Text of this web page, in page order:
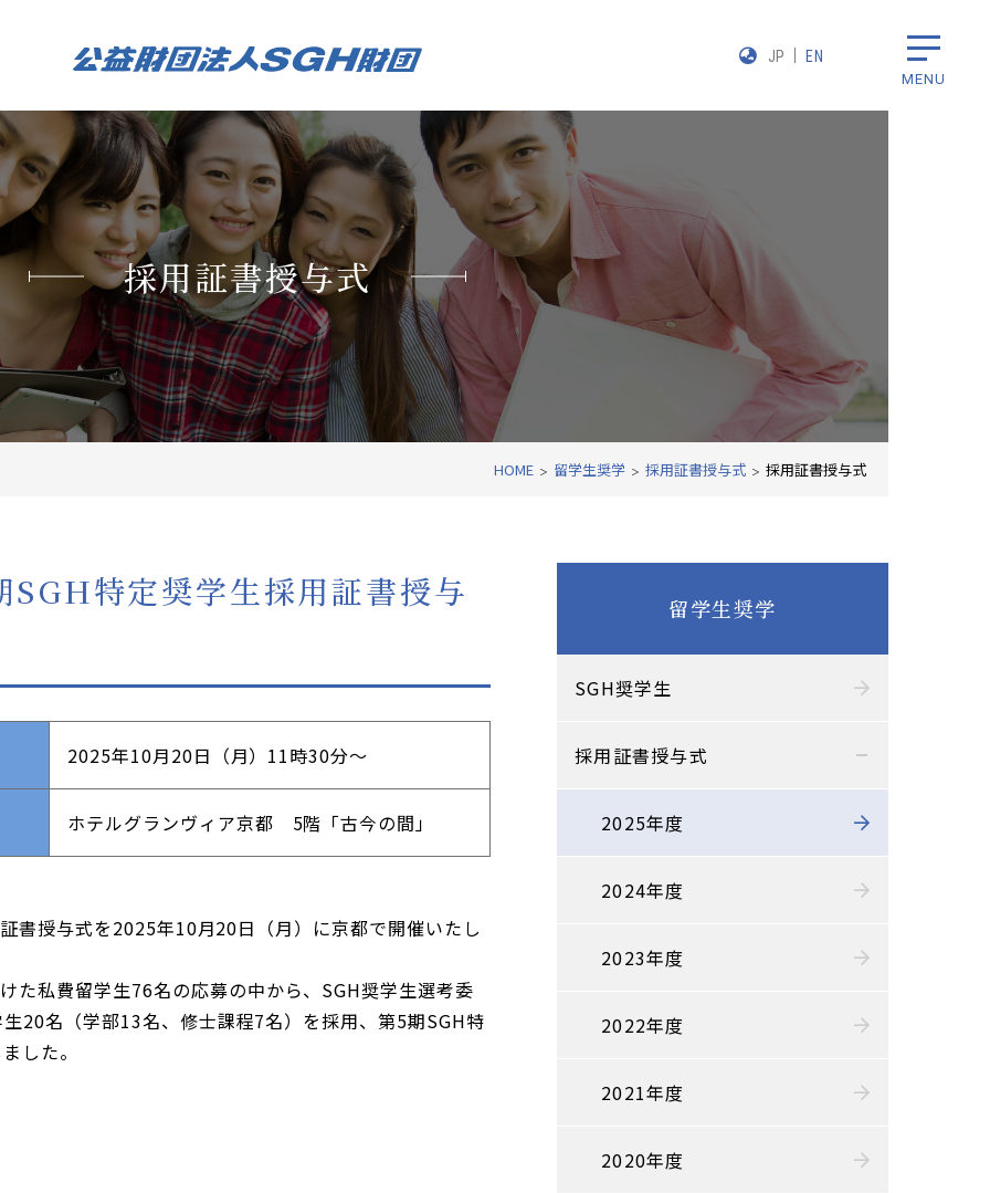
JP EN
MENU
採用証書授与式
HOME 留学生奨学 採用証書授与式 採用証書授与式
特定奨学生採用証書授与
2025年10月20日（月）11時30分～
ホテルグランヴィア京都 5階「古今の間」
書授与式を2025年10月20日（月）に京都で開催いたし
た私費留学生76名の応募の中から、SGH奨学生選考委
20名（学部13名、修士課程7名）を採用、第5期SGH特
した。
留学生奨学
SGH奨学生
採用証書授与式
2025年度
2024年度
2023年度
2022年度
2021年度
2020年度